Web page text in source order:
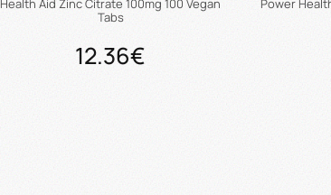
Health Aid Zinc Citrate 100mg 100 Vegan
Tabs
12.36€
Power